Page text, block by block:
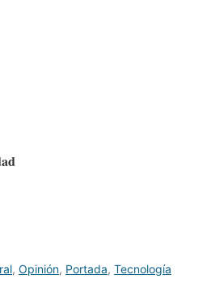
, Opinión, Portada, Tecnologí­a